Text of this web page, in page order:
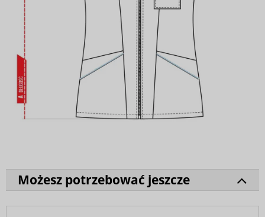
Możesz potrzebować jeszcze